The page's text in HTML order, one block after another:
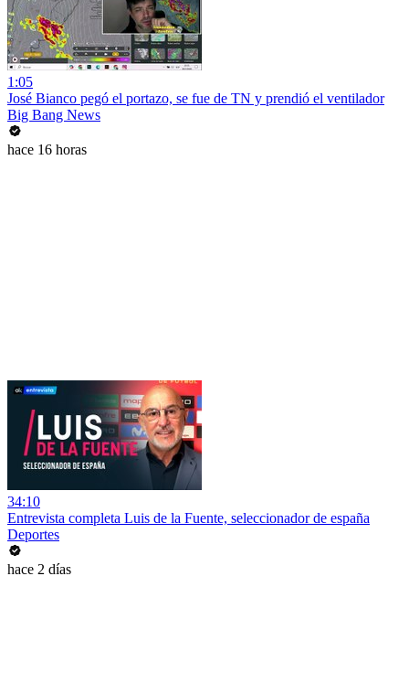
1:05
José Bianco pegó el portazo, se fue de TN y prendió el ventilador
Big Bang News
hace 16 horas
34:10
Entrevista completa Luis de la Fuente, seleccionador de españa
Deportes
hace 2 días